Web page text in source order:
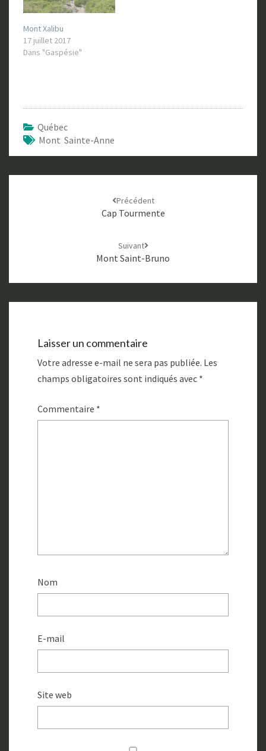
Mont Xalibu
17 juillet 2017
Dans "Gaspésie"
Québec
Mont Sainte-Anne
Précédent
Cap Tourmente
Suivant
Mont Saint-Bruno
Laisser un commentaire
Votre adresse e-mail ne sera pas publiée. Les
champs obligatoires sont indiqués avec *
Commentaire *
Nom
E-mail
Site web